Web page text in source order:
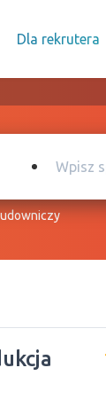
Dla rekrutera